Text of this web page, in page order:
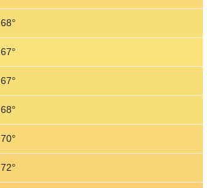
68°
67°
67°
68°
70°
72°